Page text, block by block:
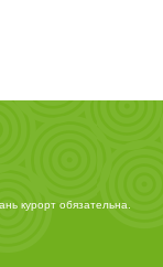
курортобязательна.